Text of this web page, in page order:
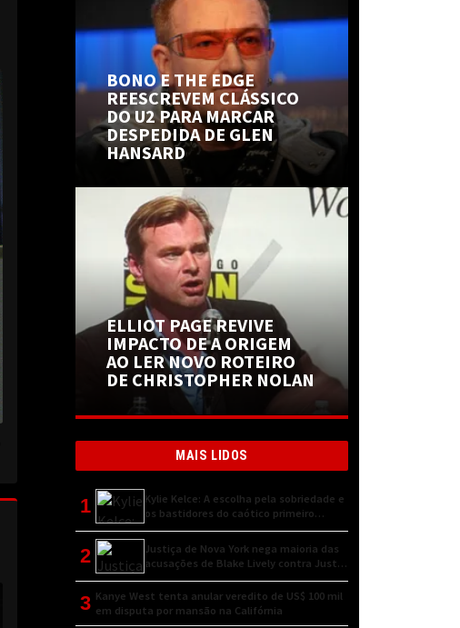
BONO E THE EDGE
REESCREVEM CLÁSSICO
DO U2 PARA MARCAR
DESPEDIDA DE GLEN
HANSARD
ELLIOT PAGE REVIVE
IMPACTO DE A ORIGEM
AO LER NOVO ROTEIRO
DE CHRISTOPHER NOLAN
MAIS LIDOS
1
Kylie Kelce: A escolha pela sobriedade e
os bastidores do caótico primeiro
encontro
2
Justiça de Nova York nega maioria das
acusações de Blake Lively contra Justin
Baldoni
3 Kanye West tenta anular veredito de US$ 100 mil
em disputa por mansão na Califórnia